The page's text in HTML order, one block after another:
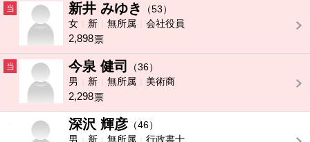
当 新井 みゆき
（53）
女
新 無所属 会社役員
2,898票
当 今泉 健司
（36）
男
新 無所属 美術商
2,298票
深沢 輝彦 （46）
男
新 無所属 行政書士